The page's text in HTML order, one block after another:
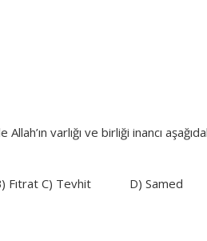
Allah’ın varlığı ve birliği inancı
B) Fıtrat C) Tevhit D)